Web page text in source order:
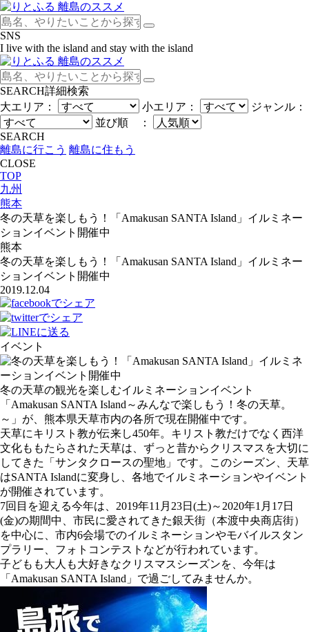
SNS
I live with the island and stay with the island
SEARCH詳細検索
大エリア：
小エリア：
ジャンル：
並び順 ：
SEARCH
離島に行こう 離島に住もう
CLOSE
TOP
九州
熊本
冬の天草を楽しもう！「Amakusan SANTA Island」イルミネー
ションイベント開催中
熊本
冬の天草を楽しもう！「Amakusan SANTA Island」イルミネー
ションイベント開催中
2019.12.04
イベント
冬の天草の観光を楽しむイルミネーションイベント
「Amakusan SANTA Island～みんなで楽しもう！冬の天草。
～」が、熊本県天草市内の各所で現在開催中です。
天草にキリスト教が伝来し450年。キリスト教だけでなく西洋
文化ももたらされた天草は、ずっと昔からクリスマスを大切に
してきた「サンタクロースの聖地」です。このシーズン、天草
はSANTA Islandに変身し、各地でイルミネーションやイベント
が開催されています。
7回目を迎える今年は、2019年11月23日(土)～2020年1月17日
(金)の期間中、市民に愛されてきた銀天街（本渡中央商店街）
を中心に、市内6会場でのイルミネーションやモバイルスタン
プラリー、フォトコンテストなどが行われています。
子どもも大人も大好きなクリスマスシーズンを、今年は
「Amakusan SANTA Island」で過ごしてみませんか。